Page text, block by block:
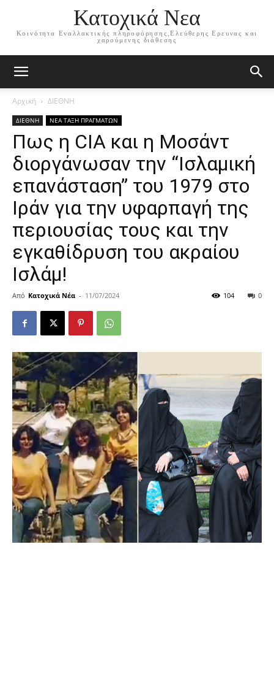
Κατοχικά Νεα
Κοινότητα Εναλλακτικής πληροφόρησης,Ελεύθερης Ερευνας και
χαρούμενης διάθεσης
Αρχική ΔΙΕΘΝΗ
ΔΙΕΘΝΗ ΝΕΑ ΤΑΞΗ ΠΡΑΓΜΑΤΩΝ
Πως η CIA και η Μοσάντ
διοργάνωσαν την “Ισλαμική
επανάσταση” του 1979 στο
Ιράν για την υφαρπαγή της
περιουσίας τους και την
εγκαθίδρυση του ακραίου
Ισλάμ!
Από Κατοχικά Νέα - 11/07/2024 0
104